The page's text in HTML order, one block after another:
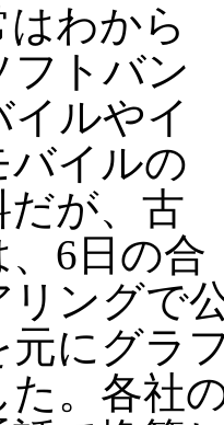
わから
フトバン
イルやイ
バイルの
だが、古
、6日の合
リングで
元にグラ
た。各社